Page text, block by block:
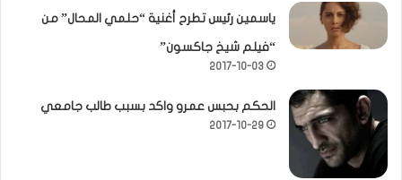
ياسمين رئيس تطرح أغنية “حلمي المحال” من
“فيلم شيخ جاكسون”
2017-10-03
الحكم بحبس عمرو واكد بسبب طالب جامعي
2017-10-29